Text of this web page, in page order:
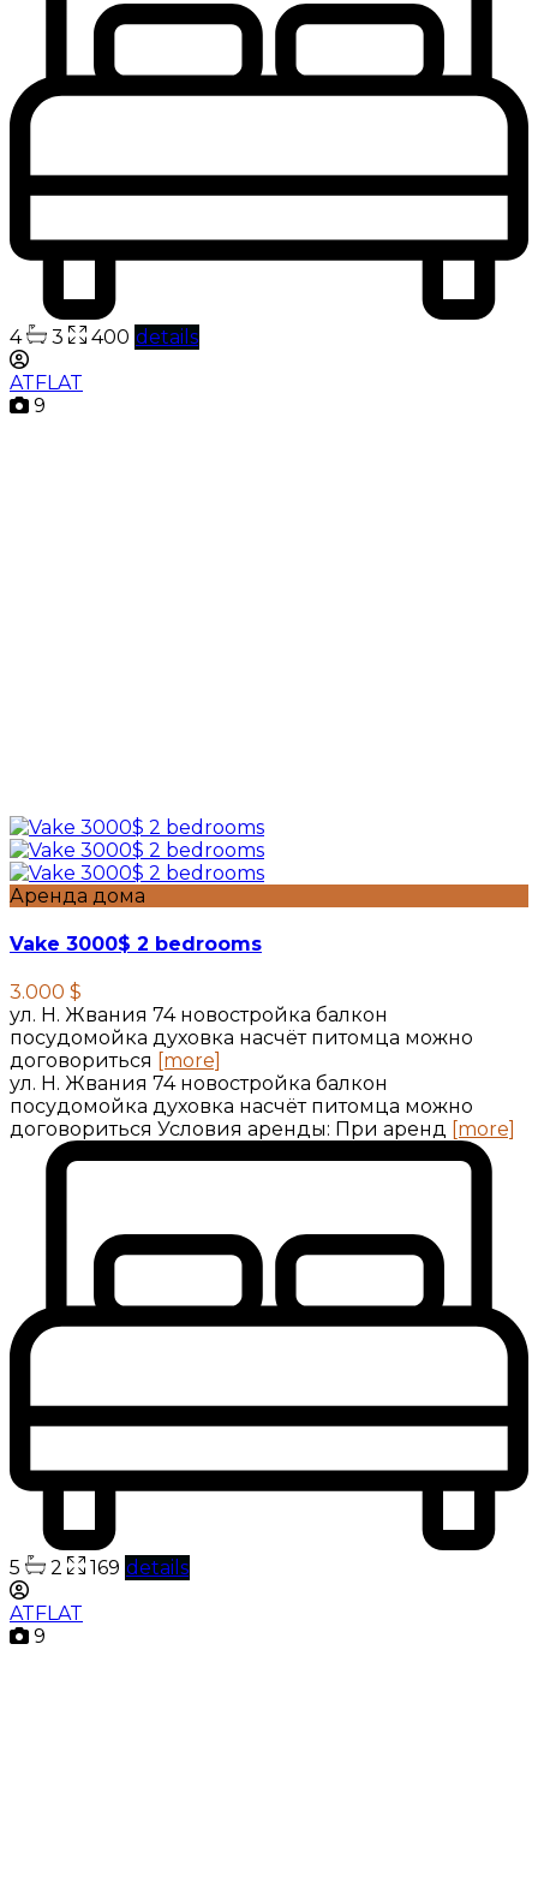
4 3 400 details
ATFLAT
9
Аренда дома
Vake 3000$ 2 bedrooms
3.000 $
ул. Н. Жвания 74 новостройка балкон
посудомойка духовка насчёт питомца можно
договориться
[more]
ул. Н. Жвания 74 новостройка балкон
посудомойка духовка насчёт питомца можно
договориться Условия аренды: При аренд [more]
5 2 169 details
ATFLAT
9